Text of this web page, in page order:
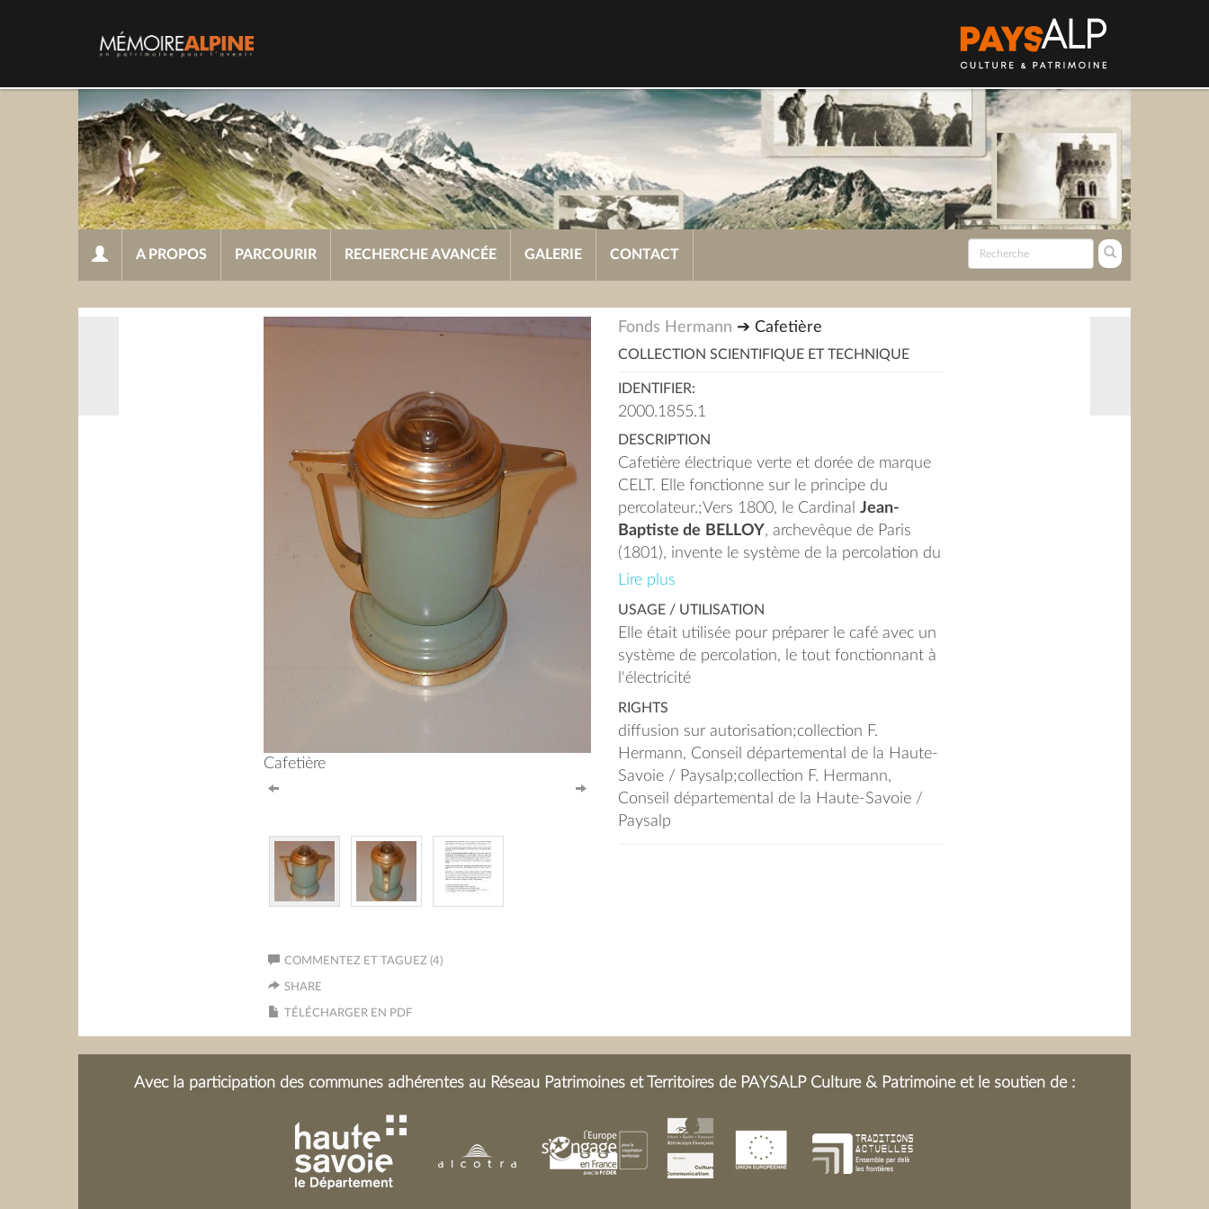
A PROPOS PARCOURIR RECHERCHE AVANCÉE GALERIE CONTACT
Cafetière
COMMENTEZ ET TAGUEZ (4)
SHARE
TÉLÉCHARGER EN PDF
Fonds Hermann ➔ Cafetière
COLLECTION SCIENTIFIQUE ET TECHNIQUE
IDENTIFIER:
2000.1855.1
DESCRIPTION
Cafetière électrique verte et dorée de marque
CELT. Elle fonctionne sur le principe du
percolateur.;Vers 1800, le Cardinal Jean-
Baptiste de BELLOY, archevêque de Paris
(1801), invente le système de la percolation du
café. Cet ecclésiastique de 91 ans, proche de
composée de deux récipients empilés, séparés
au milieu par un compartiment finement percé
où l’on place la mouture. Il ne s’agit donc plus
d’infusion mais de
percolare : « passer au travers »). La cafetière
du Cardinal prendra un temps de nom de
dubelloire et la méthode de préparation est
noté « à la Dubelloy» dans les ouvrages
gastronomiques de l’époque dont le célèbre
Physiologie du goût de
Lire plus
USAGE / UTILISATION
Elle était utilisée pour préparer le café avec un
système de percolation, le tout fonctionnant à
l'électricité
RIGHTS
diffusion sur autorisation;collection F.
Hermann, Conseil départemental de la Haute-
Savoie / Paysalp;collection F. Hermann,
Conseil départemental de la Haute-Savoie /
Paysalp
Avec la participation des communes adhérentes au Réseau Patrimoines et Territoires de PAYSALP Culture & Patrimoine et le soutien de :